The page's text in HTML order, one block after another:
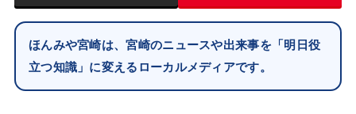
ほんみや宮崎は、宮崎のニュースや出来事を「明日役
立つ知識」に変えるローカルメディアです。